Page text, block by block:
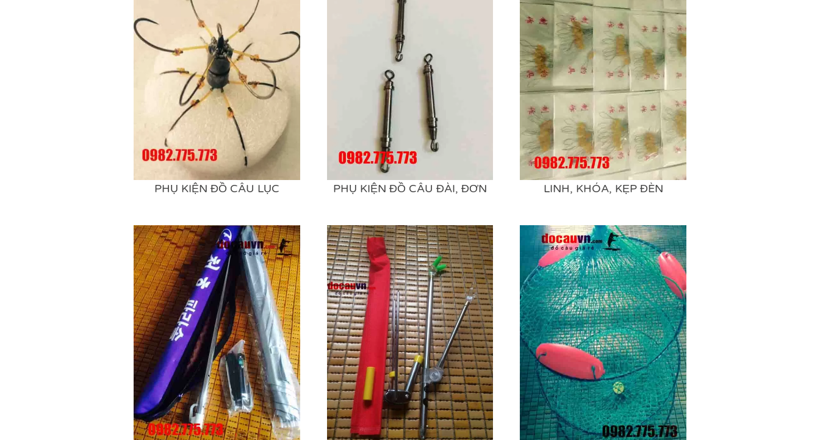
PHỤ KIỆN ĐỒ CÂU LỤC PHỤ KIỆN ĐỒ CÂU ĐÀI, ĐƠN LINH, KHÓA, KẸP ĐÈN